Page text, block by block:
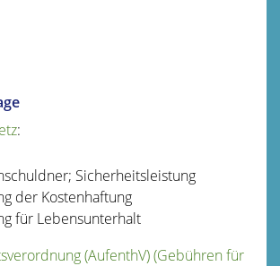
:
Sicherheitsleistung
der Kostenhaftung
für Lebensunterhalt
(AufenthV) (Gebühren für